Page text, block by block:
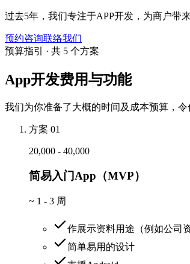
过去5年，我们专注于APP开发，为商户带
预约咨询联络我们
预算指引 · 共 5 个方案
App开发费用与功能
我们为你准备了大概的时间及成本预算，
方案 01
20,000 - 40,000
简易入门App（MVP）
~ 1 - 3 周
作展示资料用途（例如公司资
简单易用的设计